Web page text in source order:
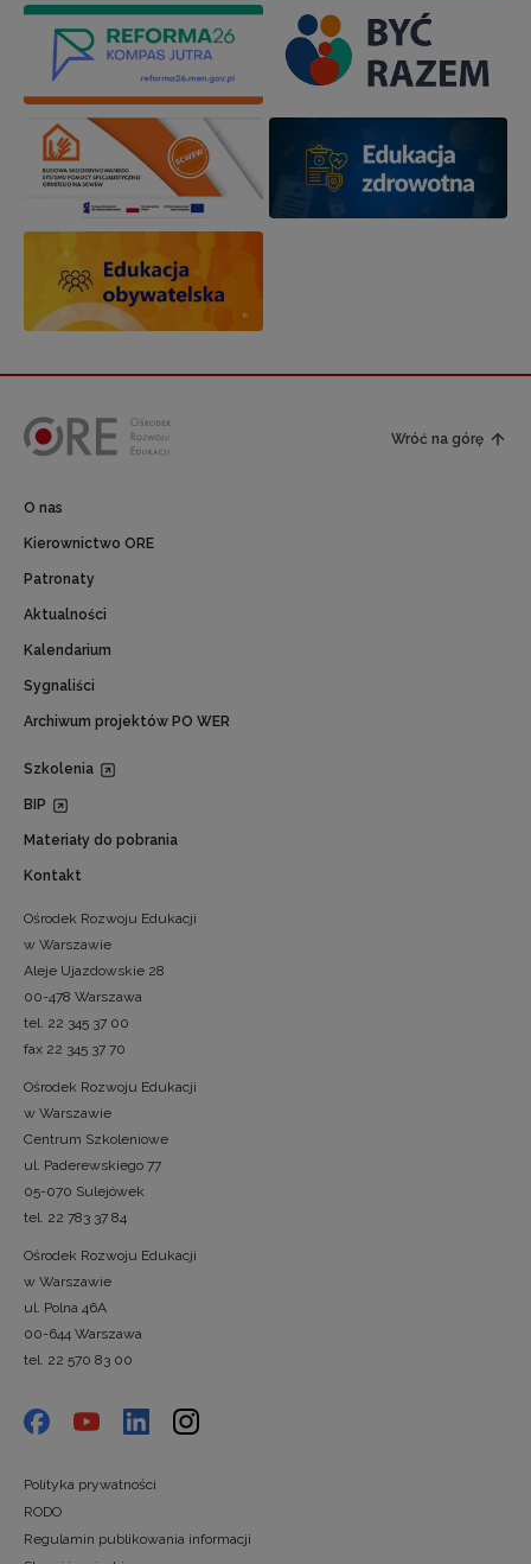
Wróć na górę
O nas
Kierownictwo ORE
Patronaty
Aktualności
Kalendarium
Sygnaliści
Archiwum projektów PO WER
Szkolenia
BIP
Materiały do pobrania
Kontakt
Ośrodek Rozwoju Edukacji
w Warszawie
Aleje Ujazdowskie 28
00-478 Warszawa
tel. 22 345 37 00
fax 22 345 37 70
Ośrodek Rozwoju Edukacji
w Warszawie
Centrum Szkoleniowe
ul. Paderewskiego 77
05-070 Sulejówek
tel. 22 783 37 84
Ośrodek Rozwoju Edukacji
w Warszawie
ul. Polna 46A
00-644 Warszawa
tel. 22 570 83 00
Polityka prywatności
RODO
Regulamin publikowania informacji